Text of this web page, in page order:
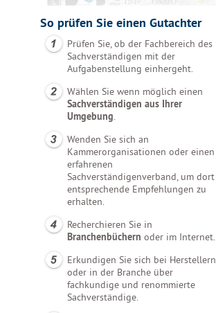
So prüfen Sie einen Gutachter
Prüfen Sie, ob der Fachbereich des
Sachverständigen mit der
Aufgabenstellung einhergeht.
Wählen Sie wenn möglich einen
Sachverständigen aus Ihrer
Umgebung.
Wenden Sie sich an
Kammerorganisationen oder einen
erfahrenen
Sachverständigenverband, um dort
entsprechende Empfehlungen zu
erhalten.
Recherchieren Sie in
Branchenbüchern oder im Internet.
Erkundigen Sie sich bei Herstellern
oder in der Branche über
fachkundige und renommierte
Sachverständige.